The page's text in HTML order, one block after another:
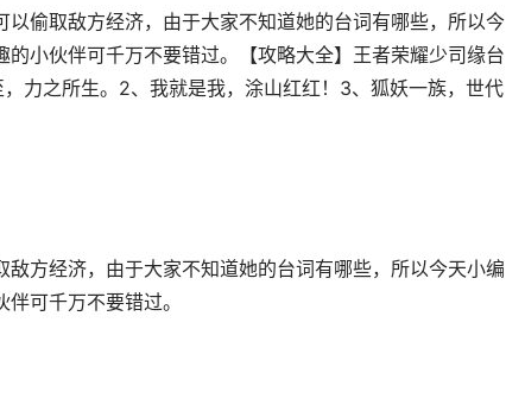
偷取敌方经济，由于大家不知道她的台词有哪些，所以今
小伙伴可千万不要错过。【攻略大全】王者荣耀少司缘台
力之所生。2、我就是我，涂山红红！3、狐妖一族，世代
方经济，由于大家不知道她的台词有哪些，所以今天小编
可千万不要错过。